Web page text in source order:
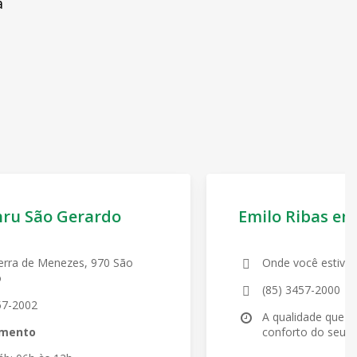
São Gerardo
de Menezes, 970 São
2002
Emilo Ribas
Onde você estiver.
(85) 3457-2000
A qualidade que
conforto do seu